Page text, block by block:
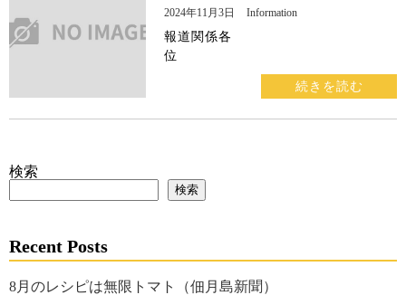
2024年11月3日 Information
報道関係各
続きを読む
検索
検索
Recent Posts
8月のレシピは無限トマト（佃月島新聞）